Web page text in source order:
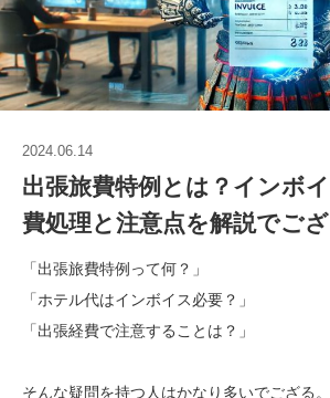
2024.06.14
出張旅費特例とは？インボ
費処理と注意点を解説でご
「出張旅費特例って何？」
「ホテル代はインボイス必要？」
「出張経費で注意することは？」
そんな疑問を持つ人はかなり多いでござる。